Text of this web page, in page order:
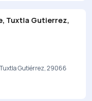
Tuxtla Gutierrez,
Gutiérrez, 29066